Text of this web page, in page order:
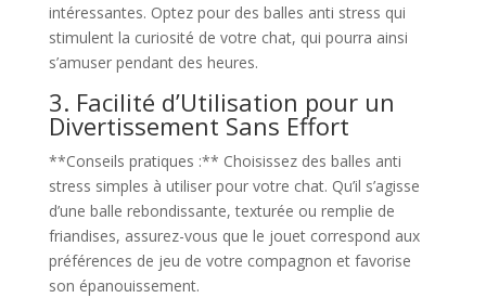
intéressantes. Optez pour des balles anti stress qui
stimulent la curiosité de votre chat, qui pourra ainsi
s’amuser pendant des heures.
3. Facilité d’Utilisation pour un
Divertissement Sans Effort
**Conseils pratiques :** Choisissez des balles anti
stress simples à utiliser pour votre chat. Qu’il s’agisse
d’une balle rebondissante, texturée ou remplie de
friandises, assurez-vous que le jouet correspond aux
préférences de jeu de votre compagnon et favorise
son épanouissement.